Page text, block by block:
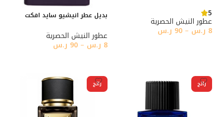
5
عطور النيش الحصرية
8 ر.س –
90 ر.س
بديل عطر انيشيو سايد افكت
عطور النيش الحصرية
8 ر.س –
90 ر.س
رائج رائج